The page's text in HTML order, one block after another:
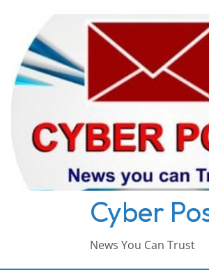
content
Cyber
News You Can Trust